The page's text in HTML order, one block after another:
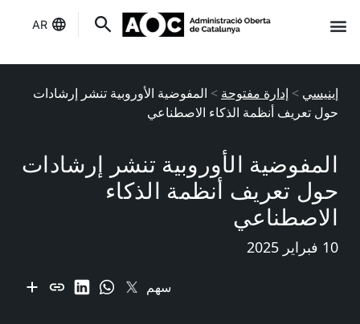
AR
إينيسي > إدارة مفتوحة > المفوضية الأوروبية تنشر إرشادات
حول تعريف أنظمة الذكاء الاصطناعي
المفوضية الأوروبية تنشر إرشادات
حول تعريف أنظمة الذكاء
الاصطناعي
10 فبراير 2025
سهم